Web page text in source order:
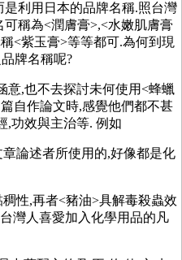
利用日本的品牌名稱.照台灣
稱為<潤膚膏>,<水嫩肌膚膏
<紫玉膏>等等都可.為何到現
牌名稱呢?
意,也不去探討未何使用<蜂蠟
自作論文時,感覺他們都不甚
,功效與主治等. 例如
論述者所使用的,好像都是化
性,再者<豬油>具解毒殺蟲效
灣人喜愛加入化學用品的凡